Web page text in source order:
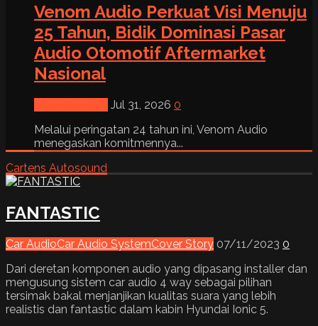
Venom Audio Perkuat Visi Menuju
25 Tahun, Bidik Dominasi Pasar
Audio Otomotif Aftermarket
Nasional
Jul 31, 2026 0
Melalui peringatan 24 tahun ini, Venom Audio
menegaskan komitmennya...
Cartens Autosound
FANTASTIC
Car AudioCar Audio SystemCover Story 07/11/2023 0
Dari deretan komponen audio yang dipasang installer dan
mengusung sistem car audio 4 way sebagai pilihan
tersimak bakal menjanjikan kualitas suara yang lebih
realistis dan fantastic dalam kabin Hyundai Ionic 5.